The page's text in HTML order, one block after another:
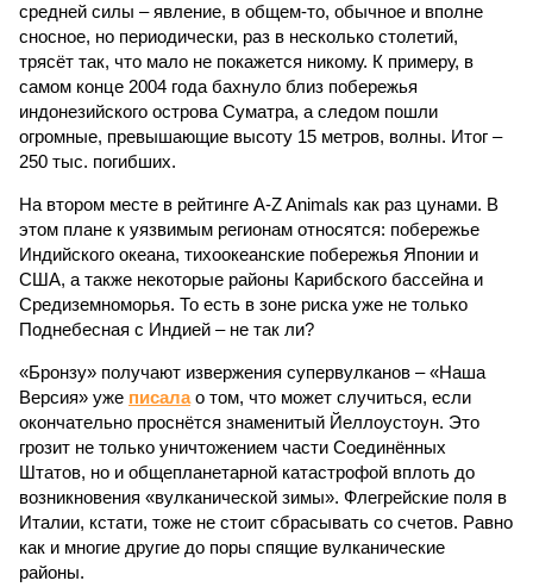
средней силы – явление, в общем-то, обычное и вполне
сносное, но периодически, раз в несколько столетий,
трясёт так, что мало не покажется никому. К примеру, в
самом конце 2004 года бахнуло близ побережья
индонезийского острова Суматра, а следом пошли
огромные, превышающие высоту 15 метров, волны. Итог –
250 тыс. погибших.
На втором месте в рейтинге A-Z Animals как раз цунами. В
этом плане к уязвимым регионам относятся: побережье
Индийского океана, тихо­океанские побережья Японии и
США, а также некоторые районы Карибского бассейна и
Средиземноморья. То есть в зоне риска уже не только
Поднебесная с Индией – не так ли?
«Бронзу» получают извержения супервулканов – «Наша
Версия» уже писалао том, что может случиться, если
окончательно проснётся знаменитый Йеллоустоун. Это
грозит не только уничтожением части Соединённых
Штатов, но и общепланетарной катастрофой вплоть до
возникновения «вулканической зимы». Флегрейские поля в
Италии, кстати, тоже не стоит сбрасывать со счетов. Равно
как и многие другие до поры спящие вулканические
районы.